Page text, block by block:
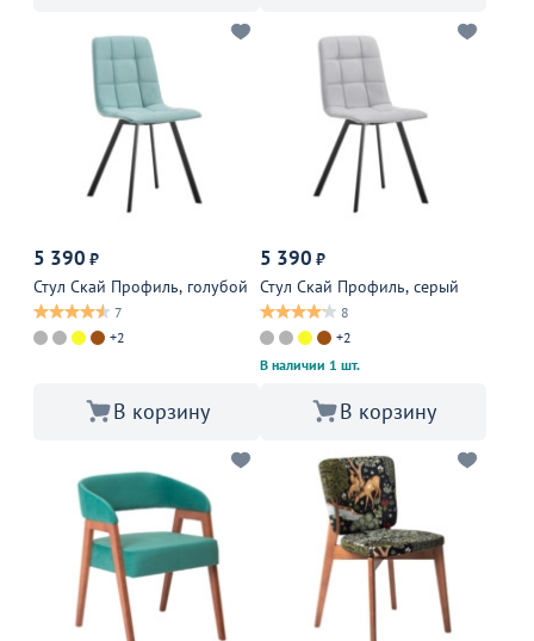
5 390 ₽
Стул Скай Профиль, голубой
7
+2
В корзину
5 390 ₽
Стул Скай Профиль, серый
8
+2
В наличии 1 шт.
В корзину